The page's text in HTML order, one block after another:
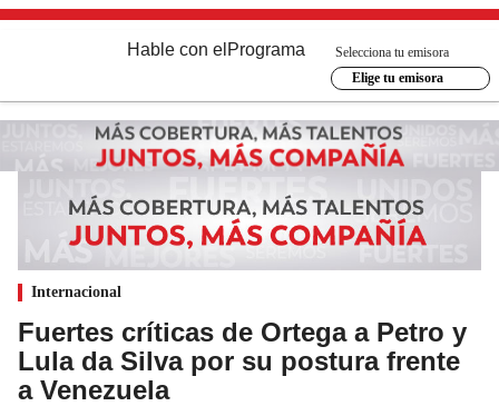
Hable con el Programa
Selecciona tu emisora
Elige tu emisora
Internacional
Fuertes críticas de Ortega a Petro y
Lula da Silva por su postura frente
a Venezuela